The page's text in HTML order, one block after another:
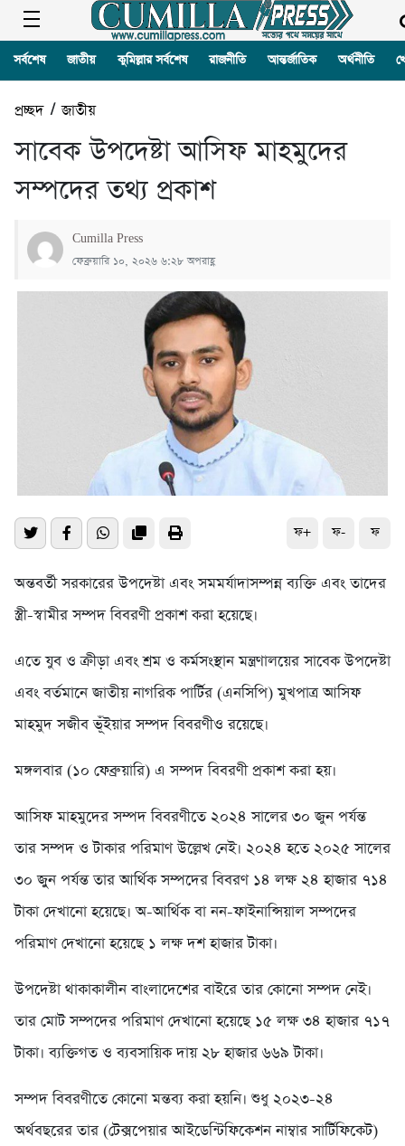
সর্বশেষ জাতীয় কুমিল্লার সর্বশেষ রাজনীতি আন্তর্জাতিক অর্থনীতি
প্রচ্ছদ/জাতীয়
সাবেক উপদেষ্টা আসিফ মাহমুদের
সম্পদের তথ্য প্রকাশ
Cumilla Press
ফেব্রুয়ারি ১০, ২০২৬ ৬:২৮ অপরাহ্ণ
ফ+ ফ- ফ
অন্তবর্তী সরকারের উপদেষ্টা এবং সমমর্যাদাসম্পন্ন ব্যক্তি এবং তাদের
স্ত্রী-স্বামীর সম্পদ বিবরণী প্রকাশ করা হয়েছে।
এতে যুব ও ক্রীড়া এবং শ্রম ও কর্মসংস্থান মন্ত্রণালয়ের সাবেক উপদেষ্টা
এবং বর্তমানে জাতীয় নাগরিক পার্টির (এনসিপি) মুখপাত্র আসিফ
মাহমুদ সজীব ভূঁইয়ার সম্পদ বিবরণীও রয়েছে।
মঙ্গলবার (১০ ফেব্রুয়ারি) এ সম্পদ বিবরণী প্রকাশ করা হয়।
আসিফ মাহমুদের সম্পদ বিবরণীতে ২০২৪ সালের ৩০ জুন পর্যন্ত
তার সম্পদ ও টাকার পরিমাণ উল্লেখ নেই। ২০২৪ হতে ২০২৫ সালের
৩০ জুুন পর্যন্ত তার আর্থিক সম্পদের বিবরণ ১৪ লক্ষ ২৪ হাজার ৭১৪
টাকা দেখানো হয়েছে। অ-আর্থিক বা নন-ফাইনান্সিয়াল সম্পদের
পরিমাণ দেখানো হয়েছে ১ লক্ষ দশ হাজার টাকা।
উপদেষ্টা থাকাকালীন বাংলাদেশের বাইরে তার কোনো সম্পদ নেই।
তার মোট সম্পদের পরিমাণ দেখানো হয়েছে ১৫ লক্ষ ৩৪ হাজার ৭১৭
টাকা। ব্যক্তিগত ও ব্যবসায়িক দায় ২৮ হাজার ৬৬৯ টাকা।
সম্পদ বিবরণীতে কোনো মন্তব্য করা হয়নি। শুধু ২০২৩-২৪
অর্থবছরের তার (টেক্সপেয়ার আইডেন্টিফিকেশন নাম্বার সার্টিফিকেট)